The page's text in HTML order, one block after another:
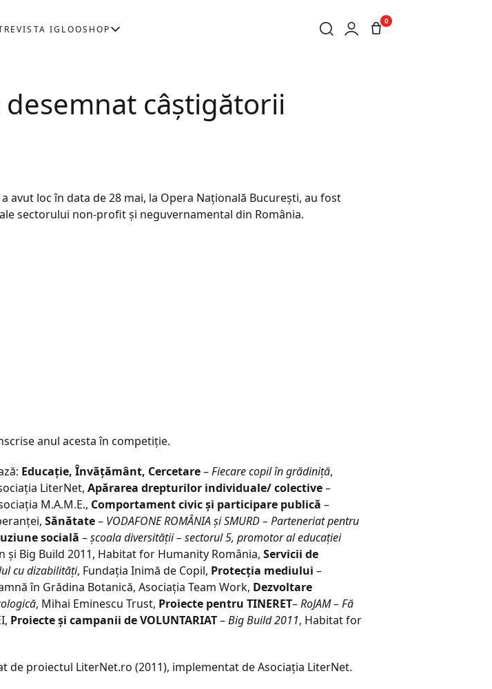
REVISTA IGLOOSHOP
0
desemnat câştigătorii
avut loc în data de 28 mai, la Opera Naţională Bucureşti, au fost
sectorului non-profit şi neguvernamental din România.
anul acesta în competiţie.
Educaţie, Învăţământ, Cercetare–Fiecare copil în grădiniţă,
LiterNet, Apărarea drepturilor individuale/ colective–
M.A.M.E., Comportament civic şi participare publică –
Sănătate– VODAFONE ROMÂNIA şi SMURD – Parteneriat pentru
socială –şcoala diversităţii – sectorul 5, promotor al educaţiei
şi Big Build 2011, Habitat for Humanity România, Servicii de
cu dizabilităţi, Fundaţia Inimă de Copil, Protecţia mediului –
în Grădina Botanică, Asociaţia Team Work, Dezvoltare
, Mihai Eminescu Trust, Proiecte pentru TINERET–RoJAM – Fă
Proiecte şi campanii de VOLUNTARIAT–Big Build 2011, Habitat for
de proiectul LiterNet.ro (2011), implementat de Asociaţia LiterNet.